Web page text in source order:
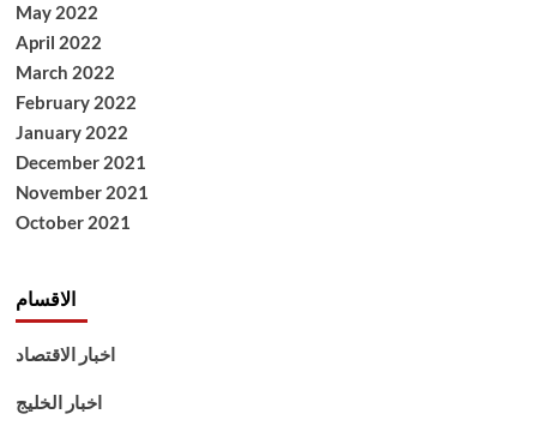
May 2022
April 2022
March 2022
February 2022
January 2022
December 2021
November 2021
October 2021
الاقسام
اخبار الاقتصاد
اخبار الخليج